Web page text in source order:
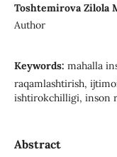
Toshtemirova Zilola
Author
Keywords: mahalla
raqamlashtirish,
ishtirokchilligi, inson
Abstract